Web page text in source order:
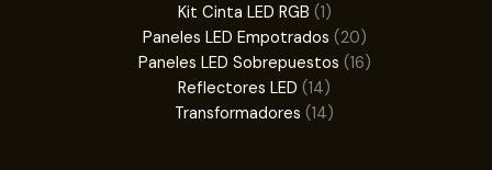
productos
Kit Cinta LED RGB 11
producto
Paneles LED Empotrados 2020
productos
Paneles LED Sobrepuestos 1616
Reflectores LED 1414
productos
Transformadores 1414